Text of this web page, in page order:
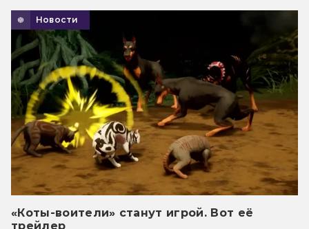
Новости
«Коты-воители» станут игрой. Вот её
трейлер